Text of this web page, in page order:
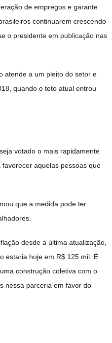
de empregos e garante
continuarem crescendo
o presidente em publicação nas
atende a um pleito do setor e
quando o teto atual entrou
votado o mais rapidamente
aquelas pessoas que
que a medida pode ter
desde a última atualização,
estaria hoje em R$ 125 mil. É
construção coletiva com o
nessa parceria em favor do